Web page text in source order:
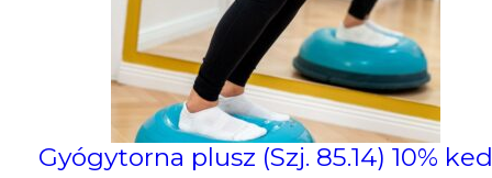
Gyógytorna plusz (Szj. 85.14) 10%